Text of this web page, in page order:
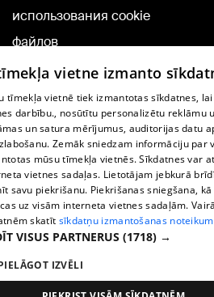
использования cookie
файлов
Добавление
комментариев
TВ-программа
Условия договора
360 Ziņu kontakti
Helio Media
Служба помощи портала: э-почта -
vietne izmanto
tīmekļa vietnē tiek izmantotas sīkdatnes,
darbību., nosūtītu personalizētu reklāmu
un satura mērījumus, auditorijas datu
Zemāk sniedzam informāciju par
mūsu tīmekļa vietnēs. Sīkdatnes var
vietnes sadaļas. Lietotājam jebkurā
savu piekrišanu. Piekrišanas sniegšana,
uz visām interneta vietnes sadaļām.
skatīt sīkdatņu izmantošanas
VISUS PARTNERUS (1718) →
IZVĒLI